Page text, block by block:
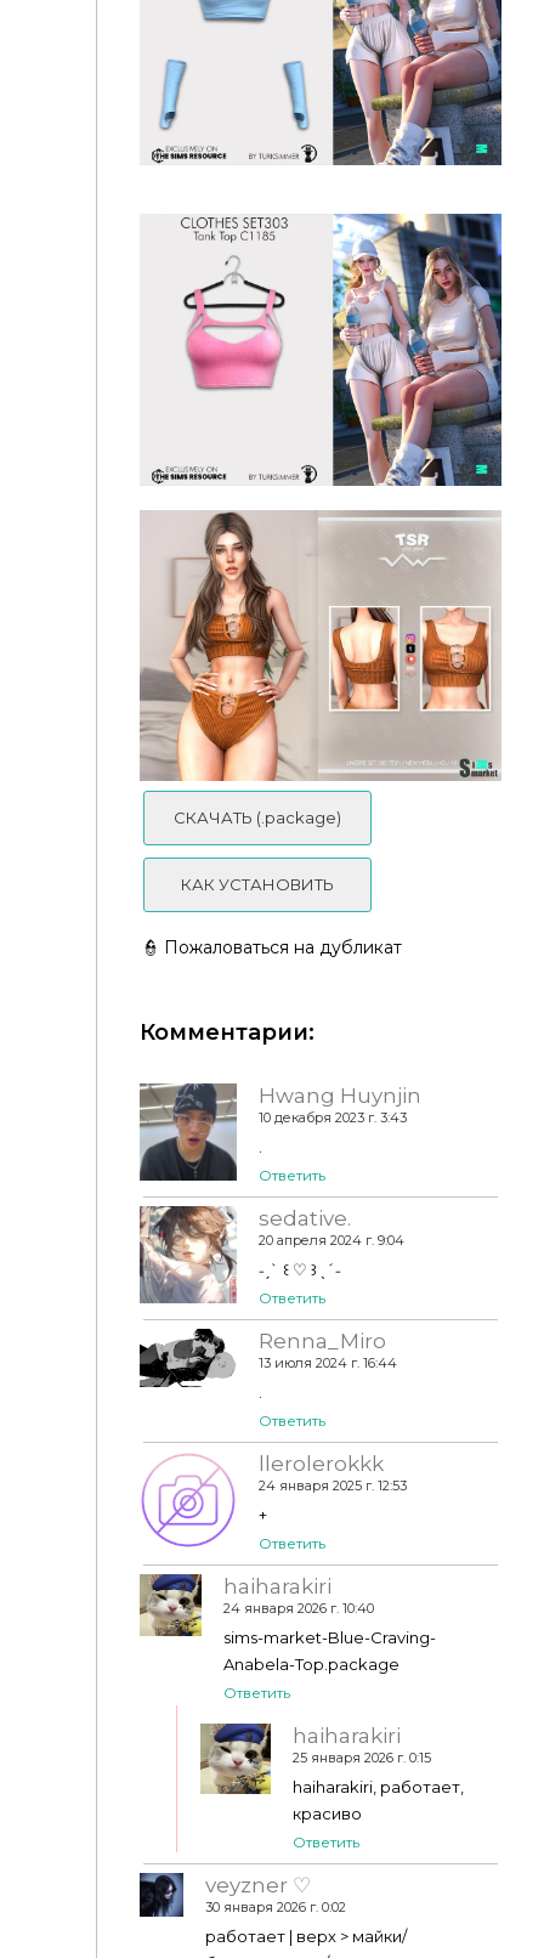
Топ для девушек "pleaseme" от lynxsimz
Топ с митенками "C1187" by turksimmer
Топ "C1185" от turksimmer
Нижнее бельё "BD1057" (топ) от busra-tr
СКАЧАТЬ (.package)
КАК УСТАНОВИТЬ
👮 Пожаловаться на дубликат
Комментарии:
Hwang Huynjin
10 декабря 2023 г. 3:43
Ответить
sedative.
20 апреля 2024 г. 9:04
˗ˏˋ ꒰ ♡ ꒱ ˎˊ˗
Ответить
Renna_Miro
13 июля 2024 г. 16:44
Ответить
llerolerokkk
24 января 2025 г. 12:53
+
Ответить
haiharakiri
24 января 2026 г. 10:40
sims-market-Blue-Craving-
Anabela-Top.package
Ответить
haiharakiri
25 января 2026 г. 0:15
haiharakiri, работает,
красиво
Ответить
veyzner ♡
30 января 2026 г. 0:02
работает | верх > майки/